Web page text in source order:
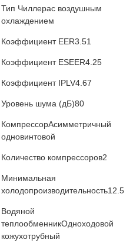
Тип Чиллерас воздушным
охлаждением
Коэффициент EER3.51
Коэффициент ESEER4.25
Коэффициент IPLV4.67
Уровень шума (дБ)80
КомпрессорАсимметричный
одновинтовой
Количество компрессоров2
Минимальная
холодопроизводительность12.5
Водяной
теплообменникОдноходовой
кожухотрубный